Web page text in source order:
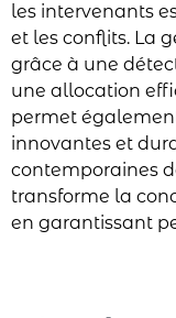
les intervenants
et les conflits. La
grâce à une
une allocation
permet
innovantes et
contemporaines
transforme la
en garantissant